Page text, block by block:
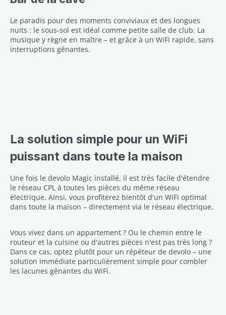
Le paradis pour des moments conviviaux et des longues
nuits : le sous-sol est idéal comme petite salle de club. La
musique y règne en maître – et grâce à un WiFi rapide, sans
interruptions gênantes.
La solution simple pour un WiFi
puissant dans toute la maison
Une fois le devolo Magic installé, il est très facile d'étendre
le réseau CPL à toutes les pièces du même réseau
électrique. Ainsi, vous profiterez bientôt d'un WiFi optimal
dans toute la maison – directement via le réseau électrique.
Vous vivez dans un appartement ? Ou le chemin entre le
routeur et la cuisine ou d'autres pièces n'est pas très long ?
Dans ce cas, optez plutôt pour un répéteur de devolo – une
solution immédiate particulièrement simple pour combler
les lacunes gênantes du WiFi.